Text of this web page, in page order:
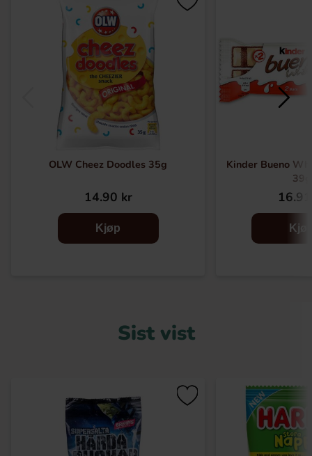
OLW Cheez Doodles 35g
14.90 kr
Kjøp
Kinder Bueno
39g
Sist vist